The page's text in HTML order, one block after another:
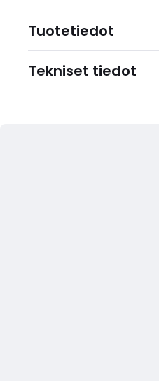
Tuotetiedot
Tekniset tiedot